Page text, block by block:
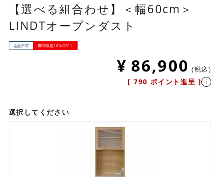
【選べる組合わせ】＜幅60cm＞
LINDTオープンダスト
返品不可 期間限定10％OFF！
¥ 86,900 税込
[ 790 ポイント進呈 ]
選択してください